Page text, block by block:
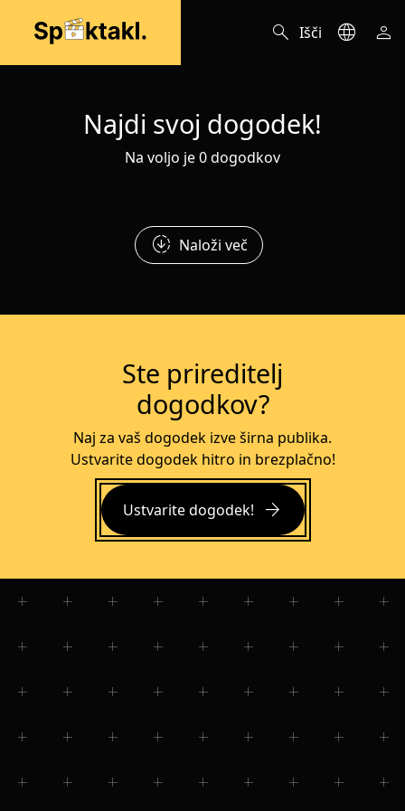
search Išči language person
Najdi svoj dogodek!
Na voljo je 0 dogodkov
downloading Naloži več
Ste prireditelj
dogodkov?
Naj za vaš dogodek izve širna publika.
Ustvarite dogodek hitro in brezplačno!
Ustvarite dogodek! arrow_forward